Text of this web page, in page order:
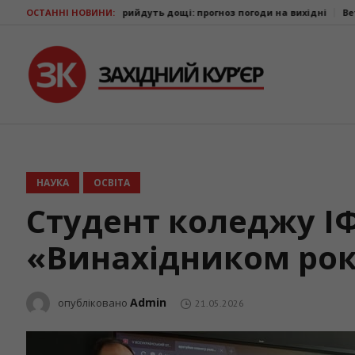
ОСТАННІ НОВИНИ:
прийдуть дощі: прогноз погоди на вихідні Ветерани з
НАУКА ОСВІТА
Студент коледжу
«Винахідником
опублікованоAdmin 21.05.2026